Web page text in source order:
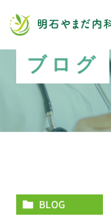
ブログ
BLOG